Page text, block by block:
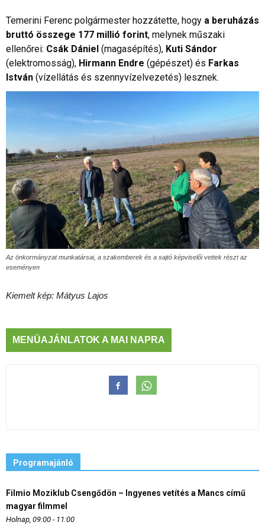
Temerini Ferenc polgármester hozzátette, hogy a beruházás
bruttó összege 177 millió forint, melynek műszaki
ellenőrei: Csák Dániel (magasépítés), Kuti Sándor
(elektromosság), Hirmann Endre (gépészet) és Farkas
István (vízellátás és szennyvízelvezetés) lesznek.
Az önkormányzat munkatársai, a szakemberek és a sajtó képviselői vettek részt az
eseményen
Kiemelt kép: Mátyus Lajos
MENÜAJÁNLATOK A MAI NAPRA
Programajánló
Filmio Moziklub Csengődön – Ingyenes vetítés a Mancs című
magyar filmmel
Holnap, 09:00 - 11:00